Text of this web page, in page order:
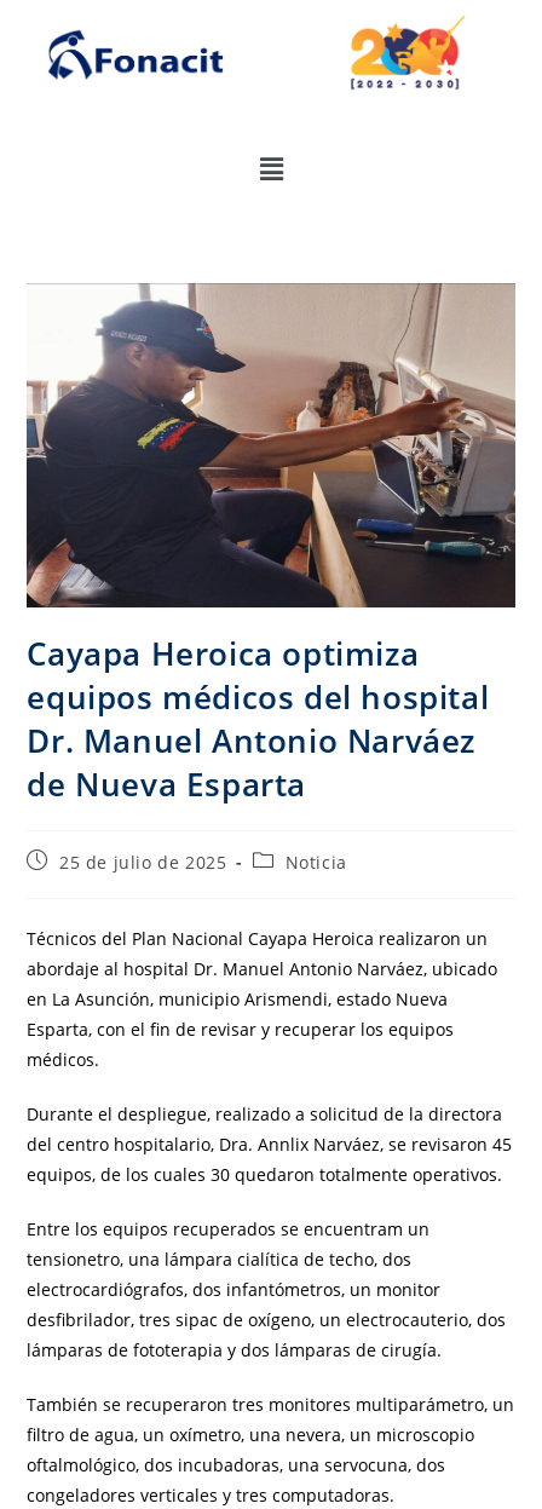
Cayapa Heroica optimiza
equipos médicos del hospital
Dr. Manuel Antonio Narváez
de Nueva Esparta
25 de julio de 2025 Noticia
Técnicos del Plan Nacional Cayapa Heroica realizaron un
abordaje al hospital Dr. Manuel Antonio Narváez, ubicado
en La Asunción, municipio Arismendi, estado Nueva
Esparta, con el fin de revisar y recuperar los equipos
médicos.
Durante el despliegue, realizado a solicitud de la directora
del centro hospitalario, Dra. Annlix Narváez, se revisaron 45
equipos, de los cuales 30 quedaron totalmente operativos.
Entre los equipos recuperados se encuentram un
tensionetro, una lámpara cialítica de techo, dos
electrocardiógrafos, dos infantómetros, un monitor
desfibrilador, tres sipac de oxígeno, un electrocauterio, dos
lámparas de fototerapia y dos lámparas de cirugía.
También se recuperaron tres monitores multiparámetro, un
filtro de agua, un oxímetro, una nevera, un microscopio
oftalmológico, dos incubadoras, una servocuna, dos
congeladores verticales y tres computadoras.